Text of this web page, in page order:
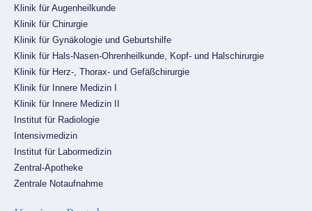
Klinik für Augenheilkunde
Klinik für Chirurgie
Klinik für Gynäkologie und Geburtshilfe
Klinik für Hals-Nasen-Ohrenheilkunde, Kopf- und Halschirurgie
Klinik für Herz-, Thorax- und Gefäßchirurgie
Klinik für Innere Medizin I
Klinik für Innere Medizin II
Institut für Radiologie
Intensivmedizin
Institut für Labormedizin
Zentral-Apotheke
Zentrale Notaufnahme